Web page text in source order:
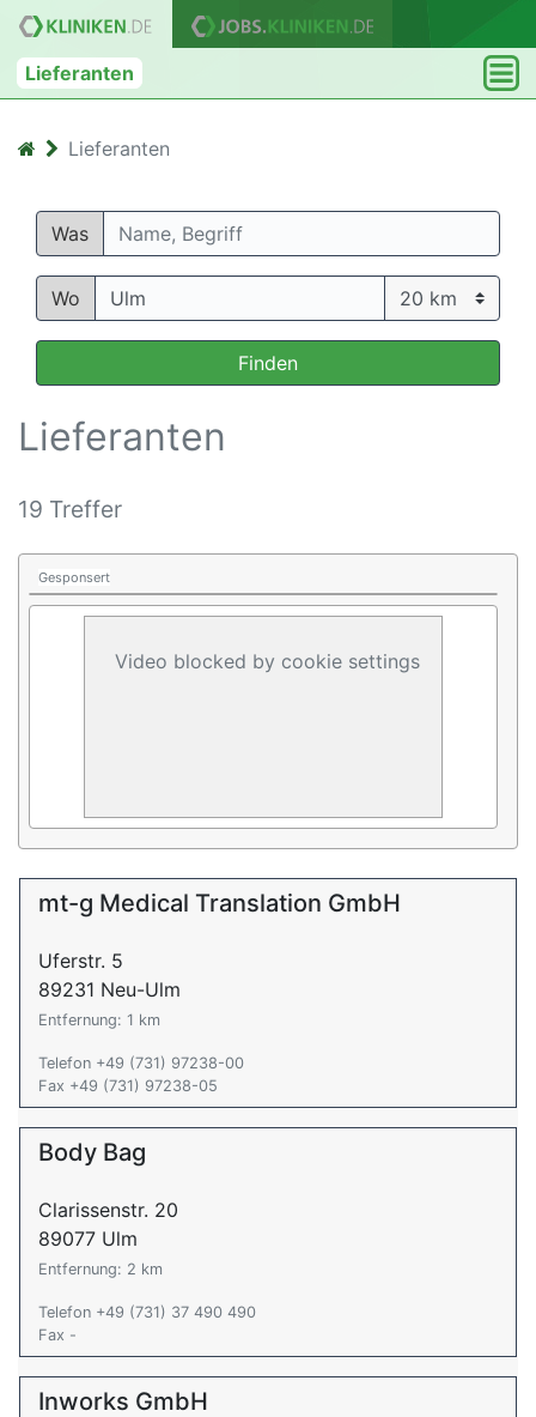
Lieferanten
Lieferanten
Was
Wo
Finden
Lieferanten
19 Treffer
Gesponsert
Video blocked by cookie settings
mt-g Medical Translation GmbH
Uferstr. 5
89231 Neu-Ulm
Entfernung: 1 km
Telefon +49 (731) 97238-00
Fax +49 (731) 97238-05
Body Bag
Clarissenstr. 20
89077 Ulm
Entfernung: 2 km
Telefon +49 (731) 37 490 490
Fax -
Inworks GmbH